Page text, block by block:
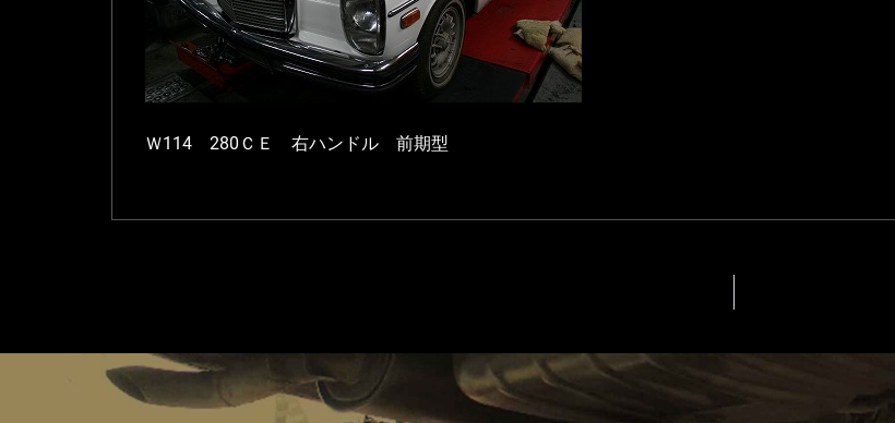
Ｗ114 280ＣＥ 右ハンドル 前期型